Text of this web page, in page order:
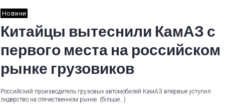
Новини
Китайцы вытеснили КамАЗ с
первого места на российском
рынке грузовиков
Российский производитель грузовых автомобилей КамАЗ впервые уступил
лидерство на отечественном рынке. (більше…)